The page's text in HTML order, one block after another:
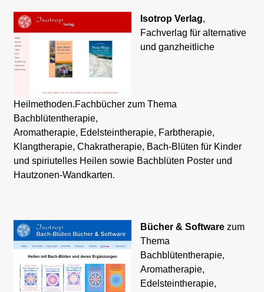
Isotrop Verlag,
Fachverlag für alternative
und ganzheitliche
Heilmethoden.Fachbücher zum Thema
Bachblütentherapie,
Aromatherapie, Edelsteintherapie, Farbtherapie,
Klangtherapie, Chakratherapie, Bach-Blüten für Kinder
und spiriutelles Heilen sowie Bachblüten Poster und
Hautzonen-Wandkarten.
Bücher & Software zum
Thema
Bachblütentherapie,
Aromatherapie,
Edelsteintherapie,